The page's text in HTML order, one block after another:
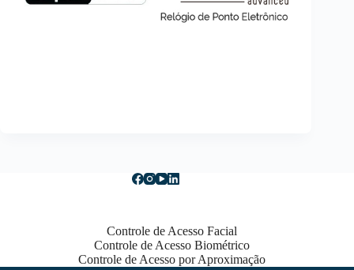
Controle de Acesso Facial
Controle de Acesso Biométrico
Controle de Acesso por Aproximação